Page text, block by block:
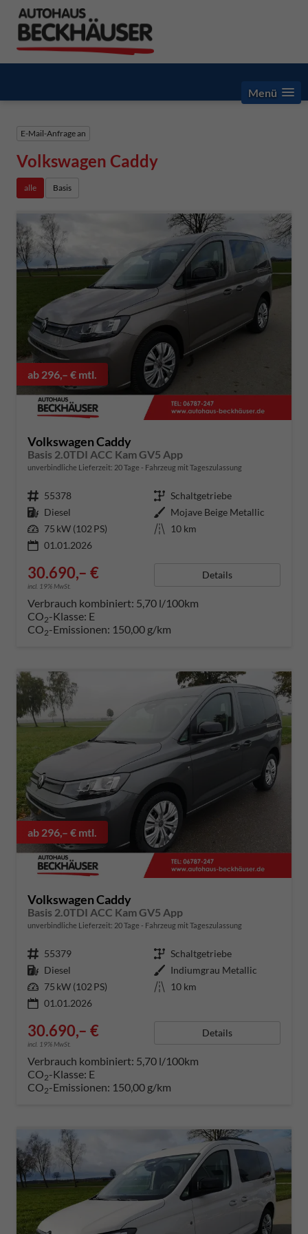
Menü
E-Mail-Anfrage an
Volkswagen Caddy
alle Basis
ab 296,– € mtl.
Volkswagen Caddy
Basis 2.0TDI ACC Kam GV5 App
unverbindliche Lieferzeit: 20 Tage Fahrzeug mit Tageszulassung
Fahrzeugnummer 55378 Getriebe Schaltgetriebe
Kraftstoff Diesel Außenfarbe Mojave Beige Metallic
Leistung 75 kW (102 PS) Kilometerstand 10 km
01.01.2026
30.690,– €
incl. 19% MwSt.
Details
Verbrauch kombiniert: 5,70 l/100km
CO2-Klasse: E
CO2-Emissionen: 150,00 g/km
ab 296,– € mtl.
Volkswagen Caddy
Basis 2.0TDI ACC Kam GV5 App
unverbindliche Lieferzeit: 20 Tage Fahrzeug mit Tageszulassung
Fahrzeugnummer 55379 Getriebe Schaltgetriebe
Kraftstoff Diesel Außenfarbe Indiumgrau Metallic
Leistung 75 kW (102 PS) Kilometerstand 10 km
01.01.2026
30.690,– €
incl. 19% MwSt.
Details
Verbrauch kombiniert: 5,70 l/100km
CO2-Klasse: E
CO2-Emissionen: 150,00 g/km